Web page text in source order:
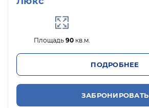
Площадь 90кв.м.
ПОДРОБНЕЕ
ЗАБРОНИРОВАТЬ